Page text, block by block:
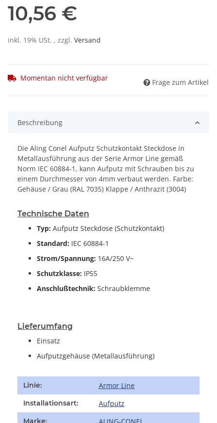
10,56 €
inkl. 19% USt. , zzgl. Versand
Momentan nicht verfügbar Frage zum Artikel
Beschreibung
Die Aling Conel Aufputz Schutzkontakt Steckdose in
Metallausführung aus der Serie Armor Line gemäß
Norm IEC 60884-1, kann Aufputz mit Schrauben bis zu
einem Durchmesser von 4mm verbaut werden. Farbe:
Gehäuse / Grau (RAL 7035) Klappe / Anthrazit (3004)
Technische Daten
Typ: Aufputz Steckdose (Schutzkontakt)
Standard: IEC 60884-1
Strom/Spannung: 16A/250 V~
Schutzklasse: IP55
Anschlußtechnik: Schraubklemme
Lieferumfang
Einsatz
Aufputzgehäuse (Metallausführung)
Produkteigenschaft
Wert
Linie: Armor Line
Installationsart: Aufputz
Marke: ALING-CONEL